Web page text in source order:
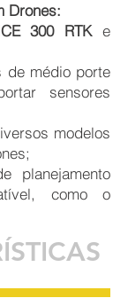
Drones:
300 RTK e
de médio porte
sensores
modelos
planejamento
como o